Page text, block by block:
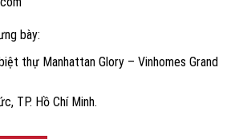
bày:
thự Manhattan Glory – Vinhomes Grand
TP. Hồ Chí Minh.